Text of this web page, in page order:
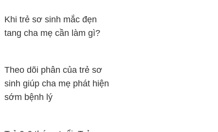
Khi trẻ sơ sinh mắc đẹn
tang cha mẹ cần làm gì?
Theo dõi phân của trẻ sơ
sinh giúp cha mẹ phát hiện
sớm bệnh lý